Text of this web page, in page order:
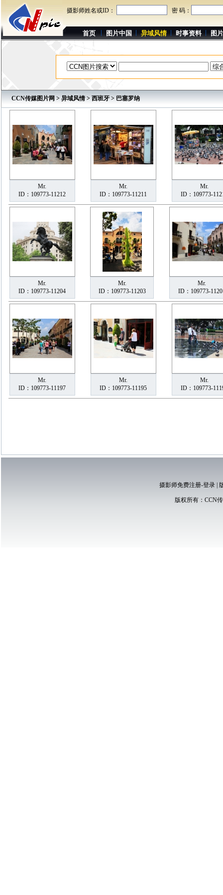
摄影师姓名或ID： 密 码：
首页 图片中国 异域风情 时事资料 图
CCN传媒图片网 > 异域风情> 西班牙 > 巴塞罗纳
Mr.
ID：109773-11212
Mr.
ID：109773-11211
Mr.
ID：109773-
Mr.
ID：109773-11204
Mr.
ID：109773-11203
Mr.
ID：109773-
Mr.
ID：109773-11197
Mr.
ID：109773-11195
Mr.
ID：109773-
摄影师免费注册-登录|
版权所有： CCN